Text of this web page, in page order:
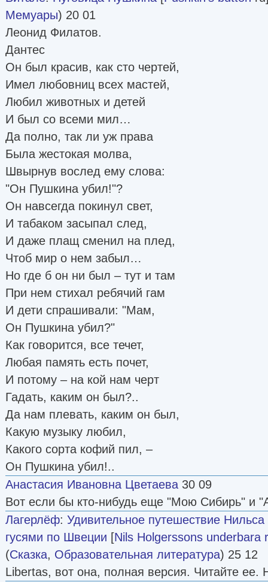
Мемуары) 20 01
Леонид Филатов.
Дантес
Он был красив, как сто чертей,
Имел любовниц всех мастей,
Любил животных и детей
И был со всеми мил…
Да полно, так ли уж права
Была жестокая молва,
Швырнув вослед ему слова:
"Он Пушкина убил!"?
Он навсегда покинул свет,
И табаком засыпал след,
И даже плащ сменил на плед,
Чтоб мир о нем забыл…
Но где б он ни был – тут и там
При нем стихал ребячий гам
И дети спрашивали: "Мам,
Он Пушкина убил?"
Как говорится, все течет,
Любая память есть почет,
И потому – на кой нам черт
Гадать, каким он был?..
Да нам плевать, каким он был,
Какую музыку любил,
Какого сорта кофий пил, –
Он Пушкина убил!..
Анастасия Ивановна Цветаева 30 09
Вот если бы кто-нибудь еще "Мою Сибирь" и
Лагерлёф: Удивительное путешествие
гусями по Швеции [Nils Holgerssons underbara
(Сказка, Образовательная литература) 25 12
Libertas, вот она, полная версия. Читайте ее.